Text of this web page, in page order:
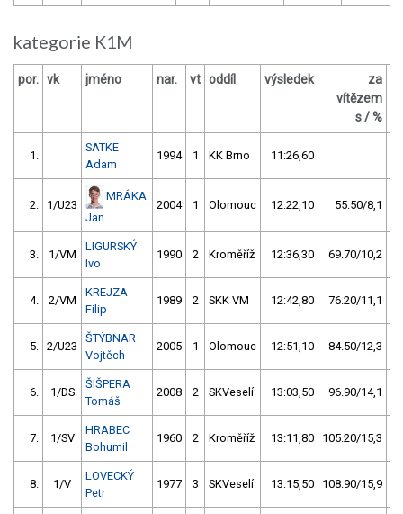
kategorie K1M
por. vk jméno nar. vt oddíl výsledek
za
vítězem
s / %
1.
SATKE
Adam
1994 1 KK Brno 11:26,60
2. 1/U23
MRÁKA
Jan
2004 1 Olomouc 12:22,10 55.50/8,1
3. 1/VM
LIGURSKÝ
Ivo
1990 2 Kroměříž 12:36,30 69.70/10,2
4. 2/VM
KREJZA
Filip
1989 2 SKK VM 12:42,80 76.20/11,1
5. 2/U23
ŠTÝBNAR
Vojtěch
2005 1 Olomouc 12:51,10 84.50/12,3
6. 1/DS
ŠIŠPERA
Tomáš
2008 2 SKVeselí 13:03,50 96.90/14,1
7. 1/SV
HRABEC
Bohumil
1960 2 Kroměříž 13:11,80 105.20/15,3
8. 1/V
LOVECKÝ
Petr
1977 3 SKVeselí 13:15,50 108.90/15,9